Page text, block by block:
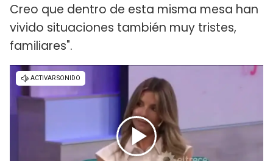
Creo que dentro de esta misma mesa han
vivido situaciones también muy tristes,
familiares".